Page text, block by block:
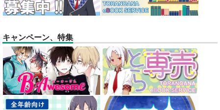
キャンペーン、特集